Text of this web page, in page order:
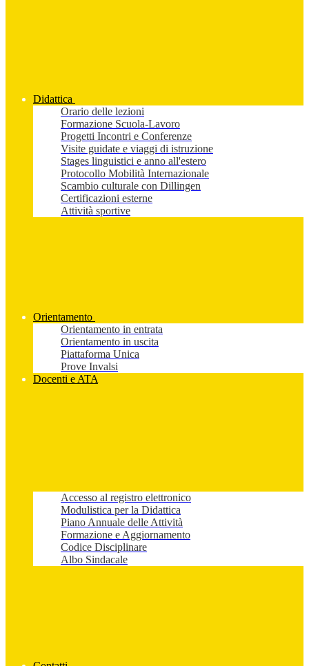
Didattica
Orario delle lezioni
Formazione Scuola-Lavoro
Progetti Incontri e Conferenze
Visite guidate e viaggi di istruzione
Stages linguistici e anno all'estero
Protocollo Mobilità Internazionale
Scambio culturale con Dillingen
Certificazioni esterne
Attività sportive
Orientamento
Orientamento in entrata
Orientamento in uscita
Piattaforma Unica
Prove Invalsi
Docenti e ATA
Accesso al registro elettronico
Modulistica per la Didattica
Piano Annuale delle Attività
Formazione e Aggiornamento
Codice Disciplinare
Albo Sindacale